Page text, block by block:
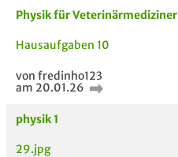
Aktuelle Gespräche
Neues Thema
starten
Physik für Veterinärmediziner
Hausaufgaben 10
von fredinho123
am 20.01.26
physik 1
29.jpg